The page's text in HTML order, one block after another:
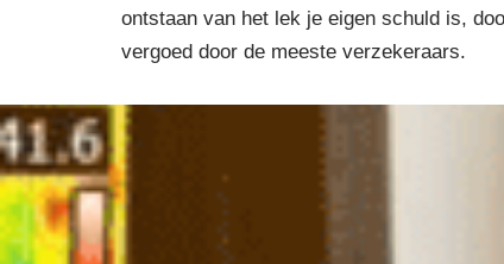
ontstaan van het lek je eigen schuld is,
vergoed door de meeste verzekeraars.